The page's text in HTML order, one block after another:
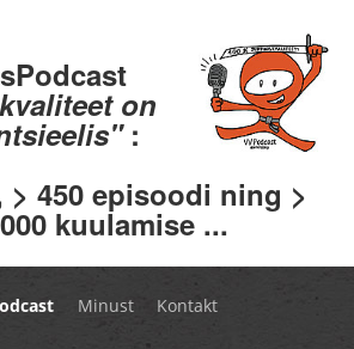
on
:
> 450 episoodi ning >
kuulamise ...
Minust Kontakt